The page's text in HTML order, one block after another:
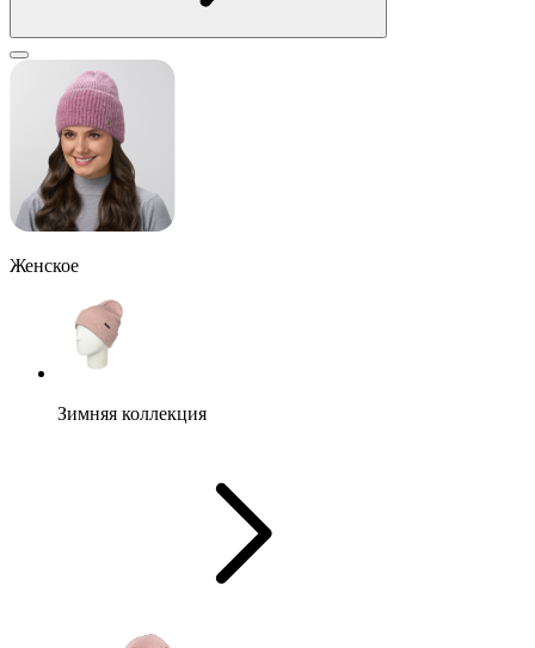
Женское
Зимняя коллекция